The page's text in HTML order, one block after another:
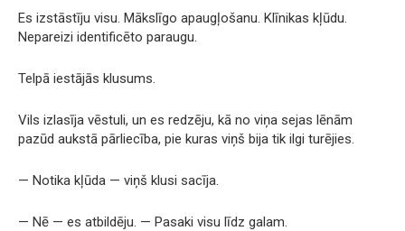
Es izstāstīju visu. Mākslīgo apaugļošanu. Klīnikas kļūdu.
Nepareizi identificēto paraugu.
Telpā iestājās klusums.
Vils izlasīja vēstuli, un es redzēju, kā no viņa sejas lēnām
pazūd aukstā pārliecība, pie kuras viņš bija tik ilgi turējies.
— Notika kļūda — viņš klusi sacīja.
— Nē — es atbildēju. — Pasaki visu līdz galam.